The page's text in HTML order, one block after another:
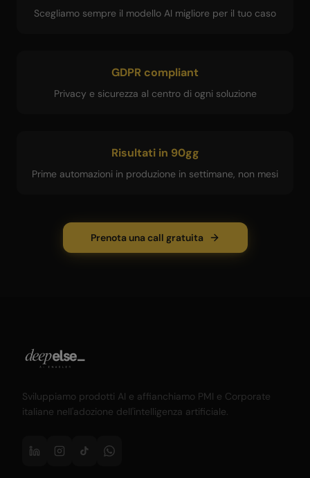
Scegliamo sempre il modello AI migliore per il tuo caso
GDPR compliant
Privacy e sicurezza al centro di ogni soluzione
Risultati in 90gg
Prime automazioni in produzione in settimane, non mesi
Prenota una call gratuita
Sviluppiamo prodotti AI e affianchiamo PMI e Corporate
italiane nell'adozione dell'intelligenza artificiale.